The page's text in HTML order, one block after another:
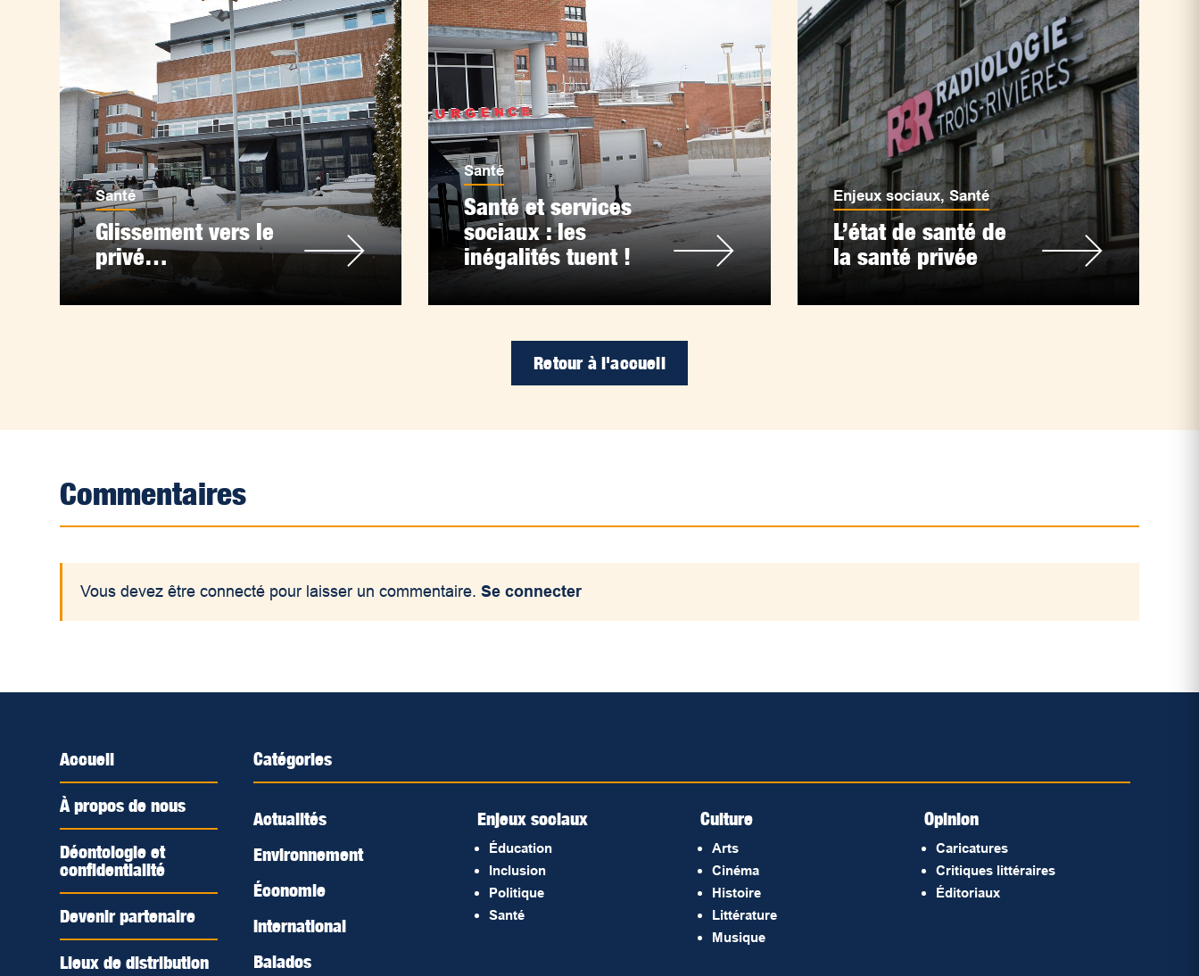
Santé
Glissement vers le
privé…
Santé
Santé et services
sociaux : les
inégalités tuent !
Enjeux sociaux, Santé
L’état de santé de
la santé privée
Retour à l'accueil
Commentaires
Vous devez être connecté pour laisser un commentaire.Se connecter
Accueil
À propos de nous
Déontologie et
confidentialité
Devenir partenaire
Lieux de distribution
Catégories
Actualités
Environnement
Économie
International
Balados
Enjeux sociaux
Éducation
Inclusion
Politique
Santé
Culture
Arts
Cinéma
Histoire
Littérature
Musique
Opinion
Caricatures
Critiques littéraires
Éditoriaux